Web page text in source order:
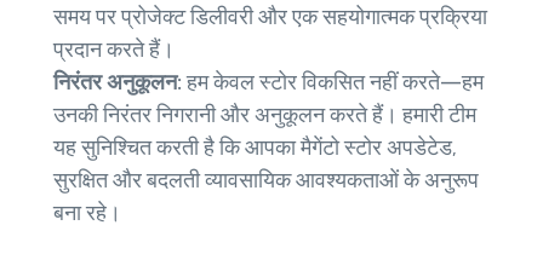
समय पर प्रोजेक्ट डिलीवरी और एक सहयोगात्मक प्रक्रिया
प्रदान करते हैं।
निरंतर अनुकूलन:हम केवल स्टोर विकसित नहीं करते—हम
उनकी निरंतर निगरानी और अनुकूलन करते हैं। हमारी टीम
यह सुनिश्चित करती है कि आपका मैगेंटो स्टोर अपडेटेड,
सुरक्षित और बदलती व्यावसायिक आवश्यकताओं के अनुरूप
बना रहे।